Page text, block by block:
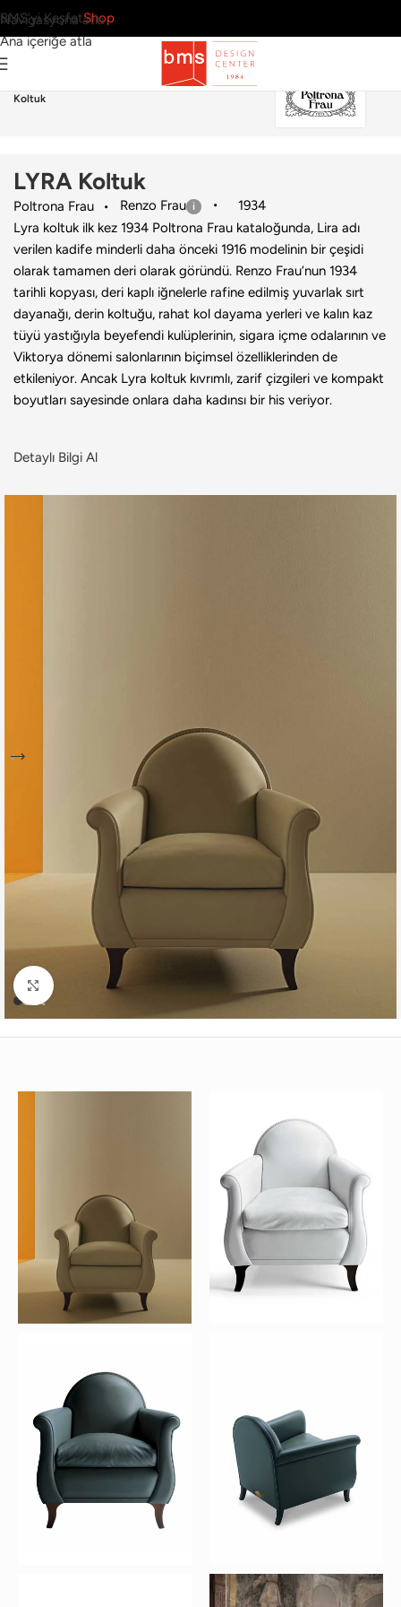
Navigasyona atla
Ana içeriğe atla
BMS’yi KeşfetShop
›Poltrona Frau›
Koltuk
LYRA Koltuk
Poltrona Frau Renzo Frau
1934
Lyra koltuk ilk kez 1934 Poltrona Frau kataloğunda, Lira adı
verilen kadife minderli daha önceki 1916 modelinin bir çeşidi
olarak tamamen deri olarak göründü. Renzo Frau’nun 1934
tarihli kopyası, deri kaplı iğnelerle rafine edilmiş yuvarlak sırt
dayanağı, derin koltuğu, rahat kol dayama yerleri ve kalın kaz
tüyü yastığıyla beyefendi kulüplerinin, sigara içme odalarının ve
Viktorya dönemi salonlarının biçimsel özelliklerinden de
etkileniyor. Ancak Lyra koltuk kıvrımlı, zarif çizgileri ve kompakt
boyutları sayesinde onlara daha kadınsı bir his veriyor.
Detaylı Bilgi Al
Büyütmek için tıklayın